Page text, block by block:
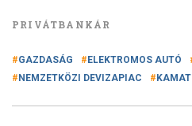
PRIVÁTBANKÁR
GAZDASÁG ELEKTROMOS AUTÓ
NEMZETKÖZI DEVIZAPIAC
KAMAT